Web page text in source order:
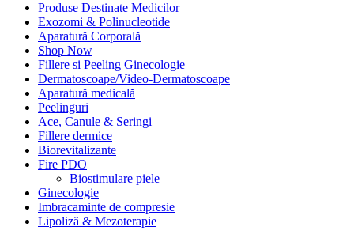
Produse Destinate Medicilor
Exozomi & Polinucleotide
Aparatură Corporală
Shop Now
Fillere si Peeling Ginecologie
Dermatoscoape/Video-Dermatoscoape
Aparatură medicală
Peelinguri
Ace, Canule & Seringi
Fillere dermice
Biorevitalizante
Fire PDO
Biostimulare piele
Ginecologie
Imbracaminte de compresie
Lipoliză & Mezoterapie